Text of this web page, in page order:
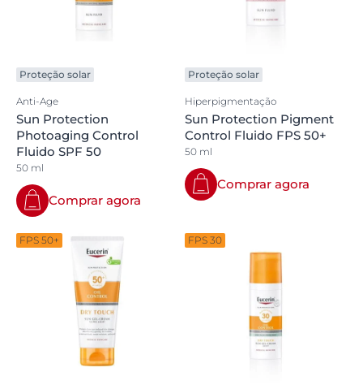
Proteção solar
Anti-Age
Sun Protection
Photoaging Control
Fluido SPF 50
50 ml
Comprar agora
Proteção solar
Hiperpigmentação
Sun Protection Pigment
Control Fluido FPS 50+
50 ml
Comprar agora
FPS 50+ FPS 30